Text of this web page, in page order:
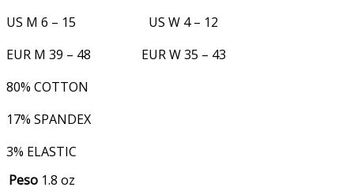
US M 6 – 15 US W 4 – 12
EUR M 39 – 48 EUR W 35 – 43
80% COTTON
17% SPANDEX
3% ELASTIC
Peso 1.8 oz